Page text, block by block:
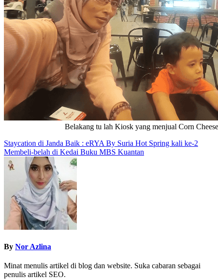
Belakang tu lah Kiosk yang menjual Corn
Post
navigation
Staycation di Janda Baik : eRYA By Suria Hot Spring kali ke-2
Membeli-belah di Kedai Buku MBS Kuantan
By Nor Azlina
Minat menulis artikel di blog dan website. Suka cabaran sebagai
penulis artikel SEO.